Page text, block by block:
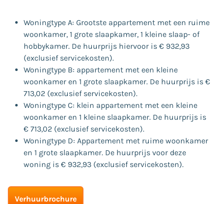
Woningtype A: Grootste appartement met een ruime
woonkamer, 1 grote slaapkamer, 1 kleine slaap- of
hobbykamer. De huurprijs hiervoor is € 932,93
(exclusief servicekosten).
Woningtype B: appartement met een kleine
woonkamer en 1 grote slaapkamer. De huurprijs is €
713,02 (exclusief servicekosten).
Woningtype C: klein appartement met een kleine
woonkamer en 1 kleine slaapkamer. De huurprijs is
€ 713,02 (exclusief servicekosten).
Woningtype D: Appartement met ruime woonkamer
en 1 grote slaapkamer. De huurprijs voor deze
woning is € 932,93 (exclusief servicekosten).
Verhuurbrochure